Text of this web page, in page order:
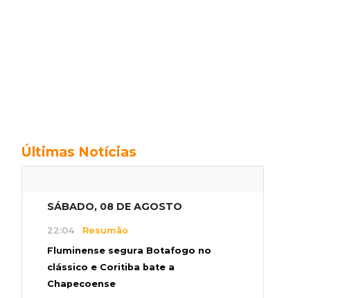
Últimas Notícias
SÁBADO, 08 DE AGOSTO
22:04 Resumão
Fluminense segura Botafogo no
clássico e Coritiba bate a
Chapecoense